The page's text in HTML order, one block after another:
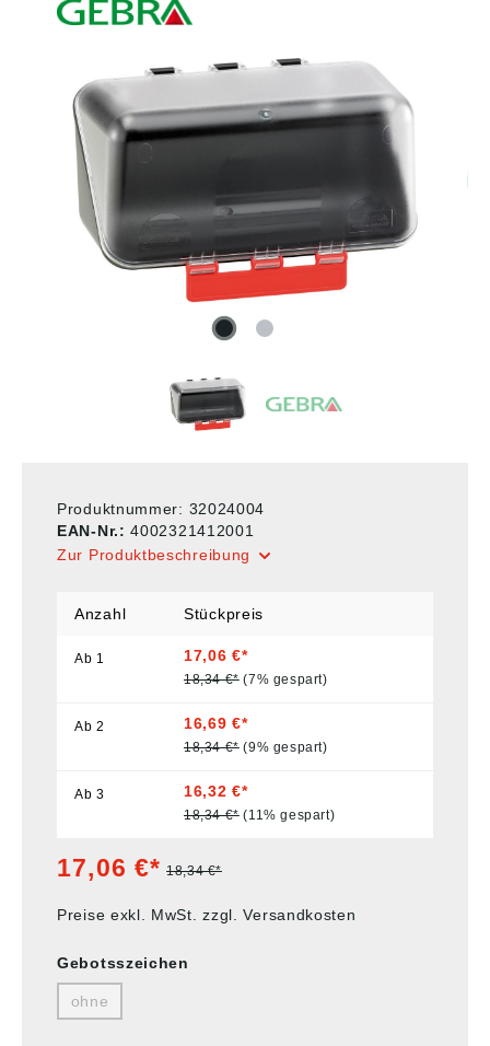
Produktnummer: 32024004
EAN-Nr.:4002321412001
Zur Produktbeschreibung
Anzahl Stückpreis
Ab 1 17,06 €*
18,34 €* (7% gespart)
Ab 2 16,69 €*
18,34 €* (9% gespart)
Ab 3 16,32 €*
18,34 €* (11% gespart)
17,06 €* 18,34 €*
Preise exkl. MwSt. zzgl. Versandkosten
Gebotsszeichen
ohne